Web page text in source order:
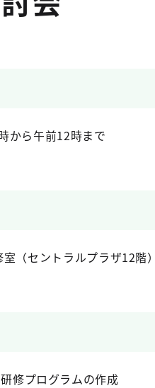
から午前12時まで
（セントラルプラザ12階）
修プログラムの作成